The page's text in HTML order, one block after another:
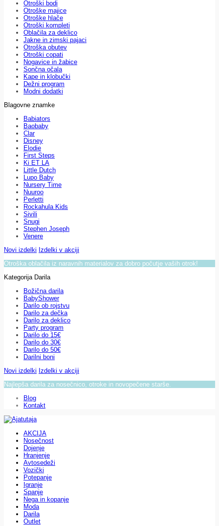
Otroški bodi
Otroške majice
Otroške hlače
Otroški kompleti
Oblačila za deklico
Jakne in zimski pajaci
Otroška obutev
Otroški copati
Nogavice in žabice
Sončna očala
Kape in klobučki
Dežni program
Modni dodatki
Blagovne znamke
Babiators
Baobaby
Clar
Disney
Elodie
First Steps
Ki ET LA
Little Dutch
Lupo Baby
Nursery Time
Nuuroo
Perletti
Rockahula Kids
Sivili
Snugi
Stephen Joseph
Venere
Novi izdelki Izdelki v akciji
Otroška oblačila iz naravnih materialov za dobro počutje vaših otrok!
Kategorija Darila
Božična darila
BabyShower
Darilo ob rojstvu
Darilo za dečka
Darilo za deklico
Party program
Darilo do 15€
Darilo do 30€
Darilo do 50€
Darilni boni
Novi izdelki Izdelki v akciji
Najlepša darila za nosečnico, otroke in novopečene starše.
Blog
Kontakt
AKCIJA
Nosečnost
Dojenje
Hranjenje
Avtosedeži
Vozički
Potepanje
Igranje
Spanje
Nega in kopanje
Moda
Darila
Outlet